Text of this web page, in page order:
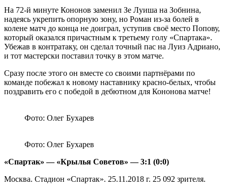
На 72-й минуте Кононов заменил Зе Луиша на Зобнина,
надеясь укрепить опорную зону, но Роман из-за болей в
колене матч до конца не доиграл, уступив своё место Попову,
который оказался причастным к третьему голу «Спартака».
Убежав в контратаку, он сделал точный пас на Луиз Адриано,
и тот мастерски поставил точку в этом матче.
Сразу после этого он вместе со своими партнёрами по
команде побежал к новому наставнику красно-белых, чтобы
поздравить его с победой в дебютном для Кононова матче!
Фото: Олег Бухарев
Фото: Олег Бухарев
«Спартак» — «Крылья Советов» — 3:1 (0:0)
Москва. Стадион «Спартак». 25.11.2018 г. 25 092 зрителя.